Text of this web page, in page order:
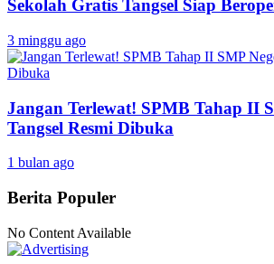
Sekolah Gratis Tangsel Siap
3 minggu ago
Jangan Terlewat! SPMB Tahap II
Tangsel Resmi Dibuka
1 bulan ago
Berita Populer
No Content Available